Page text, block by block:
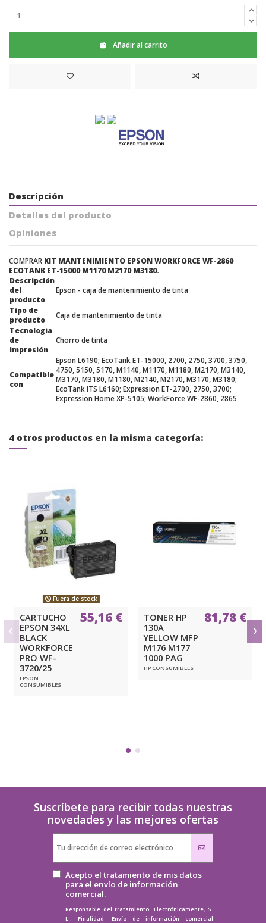
Añadir al carrito
Descripción
Detalles del producto
Opiniones
COMPRAR KIT MANTENIMIENTO EPSON WORKFORCE WF-2860
ECOTANK ET-15000 M1170 M2170 M3180.
Descripción
del
producto
Epson - caja de mantenimiento de tinta
Tipo de
producto
Caja de mantenimiento de tinta
Tecnología
de
impresión
Chorro de tinta
Compatible
con
Epson L6190; EcoTank ET-15000, 2700, 2750, 3700, 3750,
4750, 5150, 5170, M1140, M1170, M1180, M2170, M3140,
M3170, M3180, M1180, M2140, M2170, M3170, M3180;
EcoTank ITS L6160; Expression ET-2700, 2750, 3700;
Expression Home XP-5105; WorkForce WF-2860, 2865
4 otros productos en la misma categoría:
Fuera de stock
CARTUCHO
EPSON 34XL
BLACK
WORKFORCE
PRO WF-
3720/25
EPSON
CONSUMIBLES
55,16 €
TONER HP
130A
YELLOW MFP
M176 M177
1000 PAG
HP CONSUMIBLES
81,78 €
Suscríbete para recibir todas nuestras
novedades y las mejores ofertas
Acepto el tratamiento de mis datos
para el envío de información
comercial.
Responsable del tratamiento: Electrónicamente, S.
L.; Finalidad: Envío de información comercial